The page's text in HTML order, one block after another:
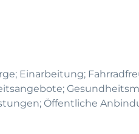
Einarbeitung;
Öffentliche